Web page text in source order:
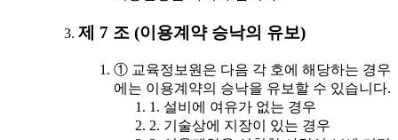
제 7 조 (이용계약 승낙의 유보)
① 교육정보원은 다음 각 호에 해당하는 경우
에는 이용계약의 승낙을 유보할 수 있습니다.
1. 설비에 여유가 없는 경우
2. 기술상에 지장이 있는 경우